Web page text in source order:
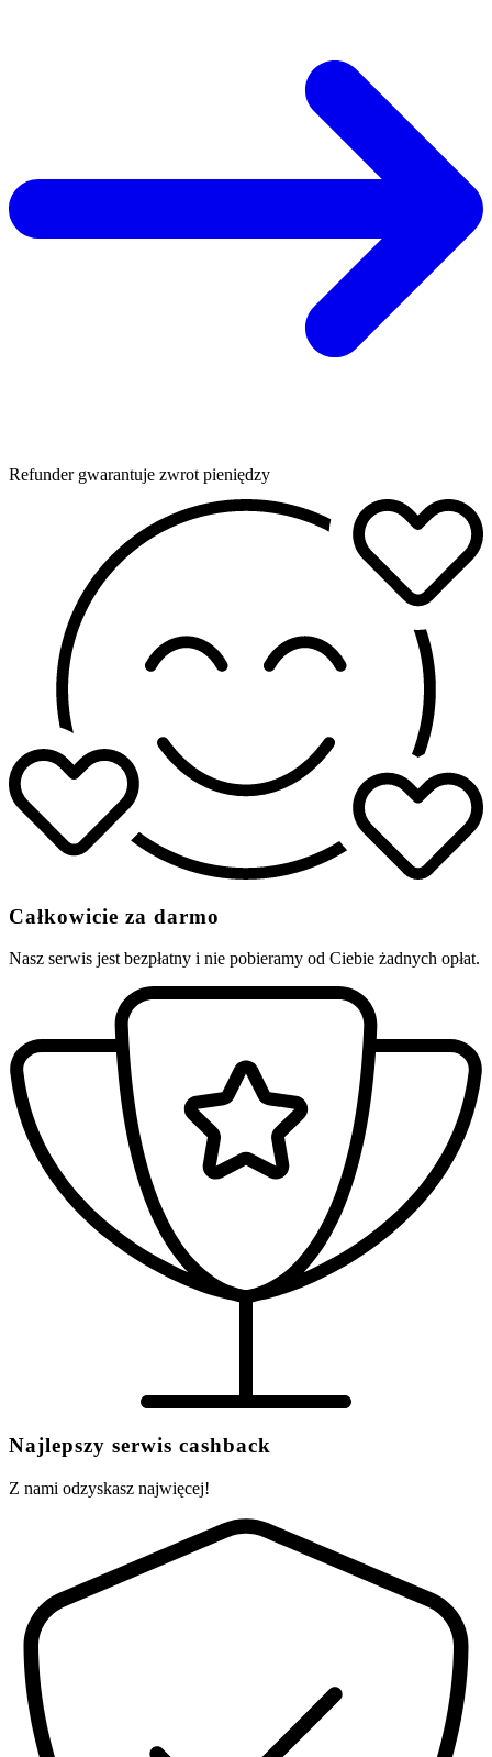
Refunder gwarantuje zwrot pieniędzy
Całkowicie za darmo
Nasz serwis jest bezpłatny i nie pobieramy od Ciebie żadnych opłat.
Najlepszy serwis cashback
Z nami odzyskasz najwięcej!